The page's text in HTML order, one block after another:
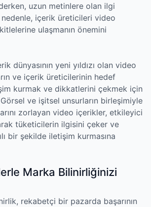
uzun metinlere olan ilgi
nedenle, içerik üreticileri video
ulaşmanın önemini
dünyasının yeni yıldızı olan video
ve içerik üreticilerinin hedef
kurmak ve dikkatlerini çekmek için
ve işitsel unsurların birleşimiyle
zorlayan video içerikler, etkileyici
tüketicilerin ilgisini çeker ve
bir şekilde iletişim kurmasına
Marka Bilinirliğinizi
rekabetçi bir pazarda başarının